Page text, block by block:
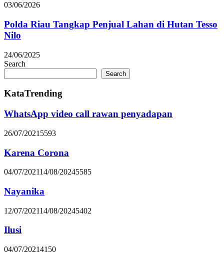
03/06/2026
Polda Riau Tangkap Penjual Lahan di Hutan Tesso
Nilo
24/06/2025
Search
Search
KataTrending
WhatsApp video call rawan penyadapan
26/07/2021 5593
Karena Corona
04/07/202114/08/20245585
Nayanika
12/07/202114/08/20245402
Ilusi
04/07/20214150